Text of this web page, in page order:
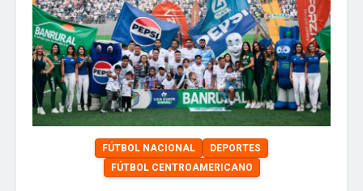
FÚTBOL NACIONAL
DEPORTES
FÚTBOL CENTROAMERICANO